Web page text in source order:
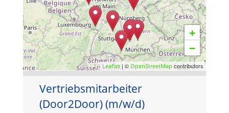
+
−
Leaflet| ©OpenStreetMap contributors
Vertriebsmitarbeiter
(Door2Door) (m/w/d)